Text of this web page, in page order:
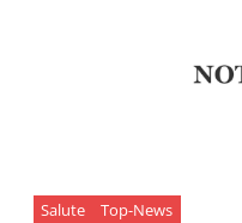
Salute Top-News